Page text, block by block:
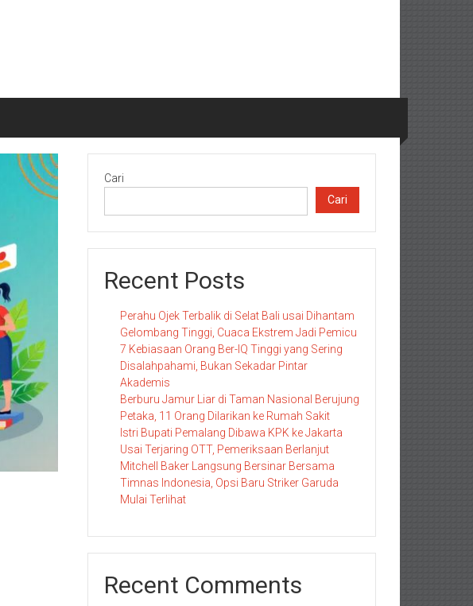
Cari
Cari
Recent Posts
Perahu Ojek Terbalik di Selat Bali usai Dihantam
Gelombang Tinggi, Cuaca Ekstrem Jadi Pemicu
7 Kebiasaan Orang Ber-IQ Tinggi yang Sering
Disalahpahami, Bukan Sekadar Pintar
Akademis
Berburu Jamur Liar di Taman Nasional Berujung
Petaka, 11 Orang Dilarikan ke Rumah Sakit
Istri Bupati Pemalang Dibawa KPK ke Jakarta
Usai Terjaring OTT, Pemeriksaan Berlanjut
Mitchell Baker Langsung Bersinar Bersama
Timnas Indonesia, Opsi Baru Striker Garuda
Mulai Terlihat
Recent Comments